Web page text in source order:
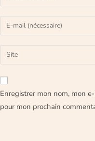
Enregistrer mon nom, mon
pour mon prochain